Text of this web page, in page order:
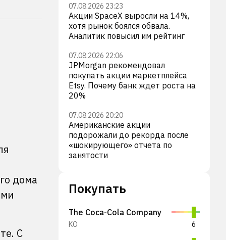
дома
С
07.08.2026 23:23
Акции SpaceX выросли на 14%,
хотя рынок боялся обвала.
Аналитик повысил им рейтинг
07.08.2026 22:06
JPMorgan рекомендовал
покупать акции маркетплейса
Etsy. Почему банк ждет роста на
20%
07.08.2026 20:20
Американские акции
подорожали до рекорда после
«шокирующего» отчета по
занятости
Покупать
The Coca-Cola Company
KO 6